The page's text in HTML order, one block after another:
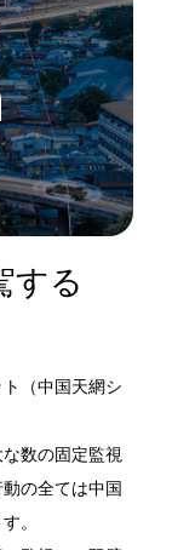
する
（中国天網シ
数の固定監視
の全ては中国
。